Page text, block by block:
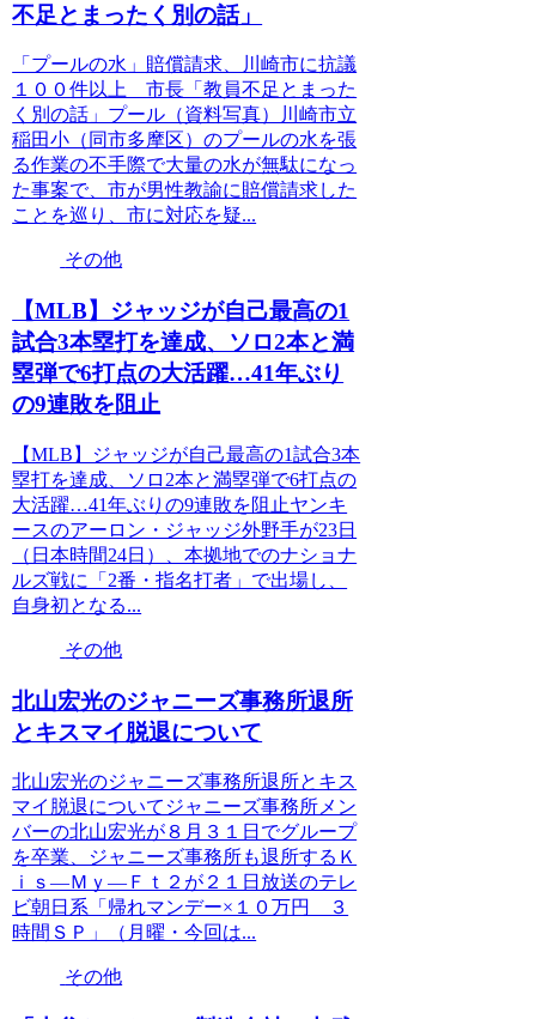
不足とまったく別の話」
「プールの水」賠償請求、川崎市に抗議
１００件以上 市長「教員不足とまった
く別の話」プール（資料写真）川崎市立
稲田小（同市多摩区）のプールの水を張
る作業の不手際で大量の水が無駄になっ
た事案で、市が男性教諭に賠償請求した
ことを巡り、市に対応を疑...
その他
【MLB】ジャッジが自己最高の1
試合3本塁打を達成、ソロ2本と満
塁弾で6打点の大活躍…41年ぶり
の9連敗を阻止
【MLB】ジャッジが自己最高の1試合3本
塁打を達成、ソロ2本と満塁弾で6打点の
大活躍…41年ぶりの9連敗を阻止ヤンキ
ースのアーロン・ジャッジ外野手が23日
（日本時間24日）、本拠地でのナショナ
ルズ戦に「2番・指名打者」で出場し、
自身初となる...
その他
北山宏光のジャニーズ事務所退所
とキスマイ脱退について
北山宏光のジャニーズ事務所退所とキス
マイ脱退についてジャニーズ事務所メン
バーの北山宏光が８月３１日でグループ
を卒業、ジャニーズ事務所も退所するＫ
ｉｓ―Ｍｙ―Ｆｔ２が２１日放送のテレ
ビ朝日系「帰れマンデー×１０万円 ３
時間ＳＰ」（月曜・今回は...
その他